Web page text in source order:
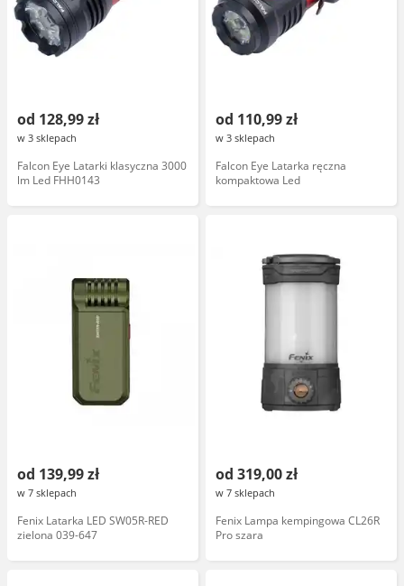
od 128,99 zł
w 3 sklepach
Falcon Eye Latarki klasyczna 3000
lm Led FHH0143
od 110,99 zł
w 3 sklepach
Falcon Eye Latarka ręczna
kompaktowa Led
od 139,99 zł
w 7 sklepach
Fenix Latarka LED SW05R-RED
zielona 039-647
od 319,00 zł
w 7 sklepach
Fenix Lampa kempingowa CL26R
Pro szara